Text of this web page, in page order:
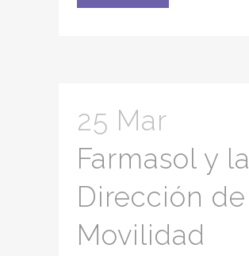
25 Mar
Farmasol y la
Dirección de
Movilidad